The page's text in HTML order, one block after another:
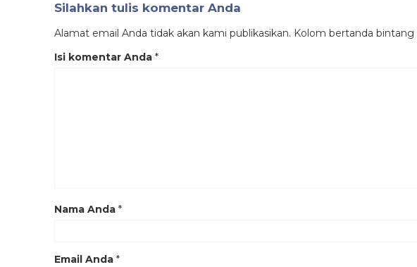
Silahkan tulis komentar Anda
Alamat email Anda tidak akan kami publikasikan. Kolom bertanda bintang
Isi komentar Anda *
Nama Anda *
Email Anda *